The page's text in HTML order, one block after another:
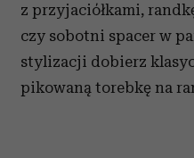
z przyjaciółkami,
czy sobotni spacer w
stylizacji dobierz
pikowaną torebkę na